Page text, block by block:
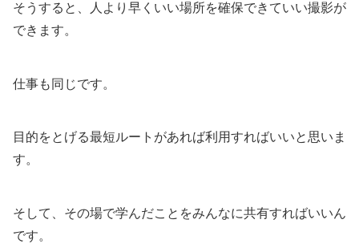
そうすると、人より早くいい場所を確保できていい撮影が
できます。
仕事も同じです。
目的をとげる最短ルートがあれば利用すればいいと思いま
す。
そして、その場で学んだことをみんなに共有すればいいん
です。